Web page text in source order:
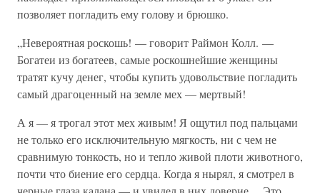
позволяет погладить ему голову и брюшко.
„Невероятная роскошь! — говорит Раймон Колл. —
Богатеи из богатеев, самые роскошнейшие женщины
тратят кучу денег, чтобы купить удовольствие погладить
самый драгоценный на земле мех — мертвый!
А я — я трогал этот мех живым! Я ощутил под пальцами
не только его исключительную мягкость, ни с чем не
сравнимую тонкость, но и тепло живой плоти животного,
почти что биение его сердца. Когда я нырял, я смотрел в